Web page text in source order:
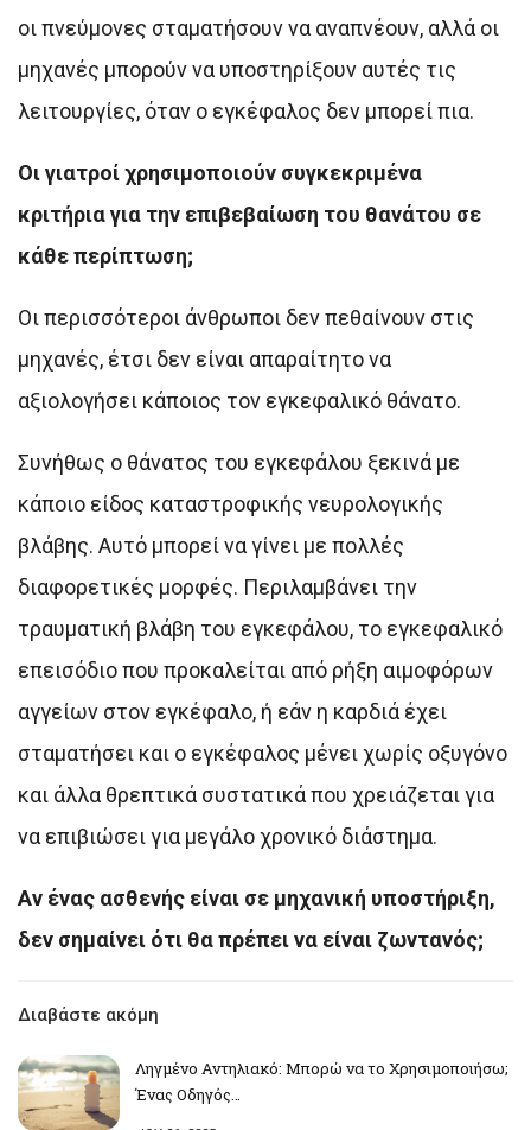
οι πνεύμονες σταματήσουν να αναπνέουν, αλλά οι
μηχανές μπορούν να υποστηρίξουν αυτές τις
λειτουργίες, όταν ο εγκέφαλος δεν μπορεί πια.
Οι γιατροί χρησιμοποιούν συγκεκριμένα
κριτήρια για την επιβεβαίωση του θανάτου σε
κάθε περίπτωση;
Οι περισσότεροι άνθρωποι δεν πεθαίνουν στις
μηχανές, έτσι δεν είναι απαραίτητο να
αξιολογήσει κάποιος τον εγκεφαλικό θάνατο.
Συνήθως ο θάνατος του εγκεφάλου ξεκινά με
κάποιο είδος καταστροφικής νευρολογικής
βλάβης. Αυτό μπορεί να γίνει με πολλές
διαφορετικές μορφές. Περιλαμβάνει την
τραυματική βλάβη του εγκεφάλου, το εγκεφαλικό
επεισόδιο που προκαλείται από ρήξη αιμοφόρων
αγγείων στον εγκέφαλο, ή εάν η καρδιά έχει
σταματήσει και ο εγκέφαλος μένει χωρίς οξυγόνο
και άλλα θρεπτικά συστατικά που χρειάζεται για
να επιβιώσει για μεγάλο χρονικό διάστημα.
Αν ένας ασθενής είναι σε μηχανική υποστήριξη,
δεν σημαίνει ότι θα πρέπει να είναι ζωντανός;
Διαβάστε ακόμη
Ληγμένο Αντηλιακό: Μπορώ να το Χρησιμοποιήσω;
Ένας Οδηγός…